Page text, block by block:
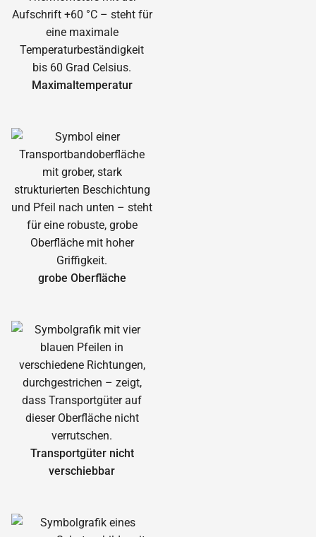
Maximal­temperatur
grobe Oberfläche
Transportgüter nicht
verschiebbar